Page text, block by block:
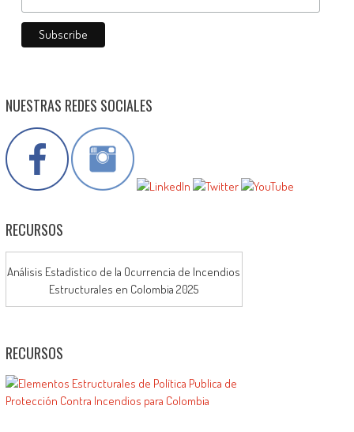
NUESTRAS REDES SOCIALES
RECURSOS
Análisis Estadístico de la Ocurrencia de Incendios
Estructurales en Colombia 2025
RECURSOS